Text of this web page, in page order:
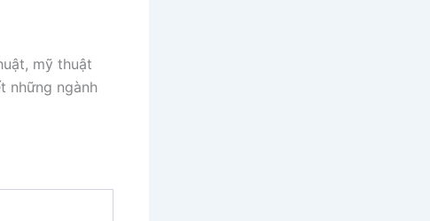
mỹ thuật
những ngành